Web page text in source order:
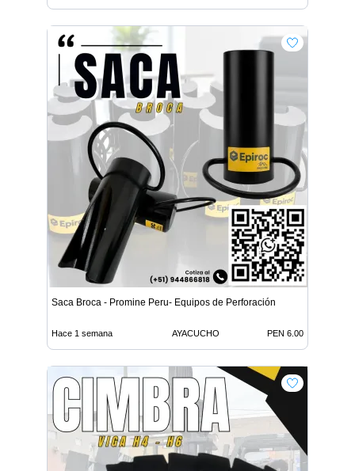
Saca Broca - Promine Peru- Equipos de Perforación
Hace 1 semana AYACUCHO PEN 6.00